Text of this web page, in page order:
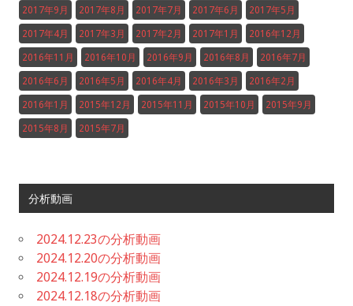
2017年9月 2017年8月 2017年7月 2017年6月 2017年5月
2017年4月 2017年3月 2017年2月 2017年1月 2016年12月
2016年11月 2016年10月 2016年9月 2016年8月 2016年7月
2016年6月 2016年5月 2016年4月 2016年3月 2016年2月
2016年1月 2015年12月 2015年11月 2015年10月 2015年9月
2015年8月 2015年7月
分析動画
2024.12.23の分析動画
2024.12.20の分析動画
2024.12.19の分析動画
2024.12.18の分析動画